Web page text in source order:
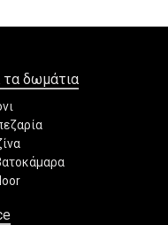
δωμάτια